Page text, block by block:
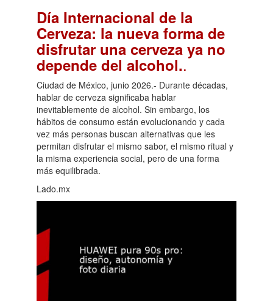
Día Internacional de la
Cerveza: la nueva forma de
disfrutar una cerveza ya no
depende del alcohol..
Ciudad de México, junio 2026.- Durante décadas,
hablar de cerveza significaba hablar
inevitablemente de alcohol. Sin embargo, los
hábitos de consumo están evolucionando y cada
vez más personas buscan alternativas que les
permitan disfrutar el mismo sabor, el mismo ritual y
la misma experiencia social, pero de una forma
más equilibrada.
Lado.mx